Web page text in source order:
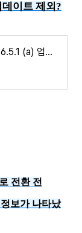
이트 제외?
iOS 16.5.1 (a) 및 iPadOS 16.5.1 (a) 업데이트 버그 수정 업데이트가 있었으나 일부 문제로 업데이트 제
전환 전
보가 나타났